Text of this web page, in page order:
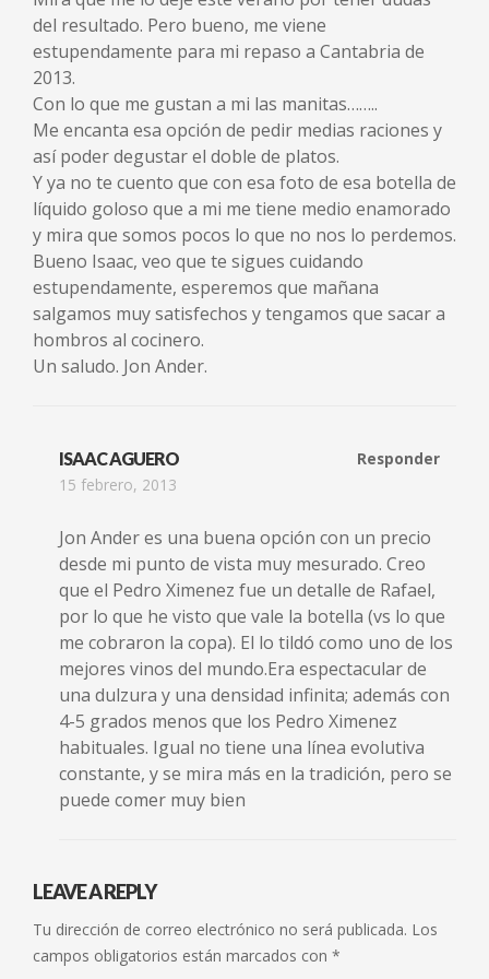
del resultado. Pero bueno, me viene
estupendamente para mi repaso a Cantabria de
2013.
Con lo que me gustan a mi las manitas……..
Me encanta esa opción de pedir medias raciones y
así poder degustar el doble de platos.
Y ya no te cuento que con esa foto de esa botella de
líquido goloso que a mi me tiene medio enamorado
y mira que somos pocos lo que no nos lo perdemos.
Bueno Isaac, veo que te sigues cuidando
estupendamente, esperemos que mañana
salgamos muy satisfechos y tengamos que sacar a
hombros al cocinero.
Un saludo. Jon Ander.
ISAAC AGUERO
15 febrero, 2013
Responder
Jon Ander es una buena opción con un precio
desde mi punto de vista muy mesurado. Creo
que el Pedro Ximenez fue un detalle de Rafael,
por lo que he visto que vale la botella (vs lo que
me cobraron la copa). El lo tildó como uno de los
mejores vinos del mundo.Era espectacular de
una dulzura y una densidad infinita; además con
4-5 grados menos que los Pedro Ximenez
habituales. Igual no tiene una línea evolutiva
constante, y se mira más en la tradición, pero se
puede comer muy bien
LEAVE A REPLY
Tu dirección de correo electrónico no será publicada. Los
campos obligatorios están marcados con *